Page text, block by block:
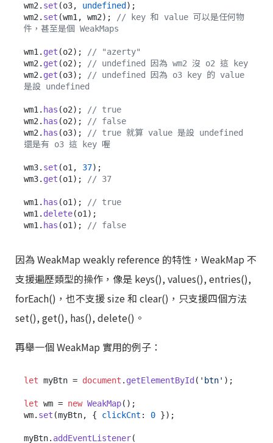
wm2. set (o3, undefined );
wm2. set (wm1, wm2); // key 和 value 可以是任何物
件，甚至是個 WeakMaps
wm1. get (o2); // "azerty"
wm2. get (o2); // undefined 因為 wm2 沒 o2 這 key
wm2. get (o3); // undefined 因為 o3 key 的 value
是設 undefined
wm1. has (o2); // true
wm2. has (o2); // false
wm2. has (o3); // true 就算 value 是設 undefined
還是有 o3 這 key 喔
wm3. set (o1, 37);
wm3. get (o1); // 37
wm1. has (o1); // true
wm1. delete(o1);
wm1. has (o1); // false
因為 WeakMap weakly reference 的特性，WeakMap 不
支援遍歷類型的操作，像是 keys(), values(), entries(),
forEach()，也不支援 size 和 clear()，只支援四個方法
set(), get(), has(), delete()。
再舉一個 WeakMap 實用的例子：
let myBtn = document . getElementById ( 'btn' );
let wm = new WeakMap();
wm. set (myBtn, { clickCnt : 0 });
myBtn. addEventListener(